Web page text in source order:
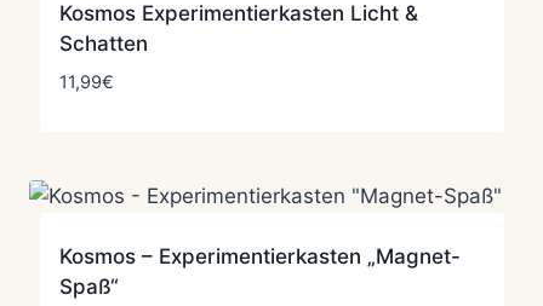
Kosmos Experimentierkasten Licht &
Schatten
11,99€
Kosmos – Experimentierkasten „Magnet-
Spaß“